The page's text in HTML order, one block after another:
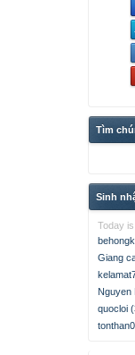
Tìm
Sinh
Today
Giang
Nguyen
quocloi